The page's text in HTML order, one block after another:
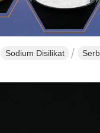
Sodium Disilikat